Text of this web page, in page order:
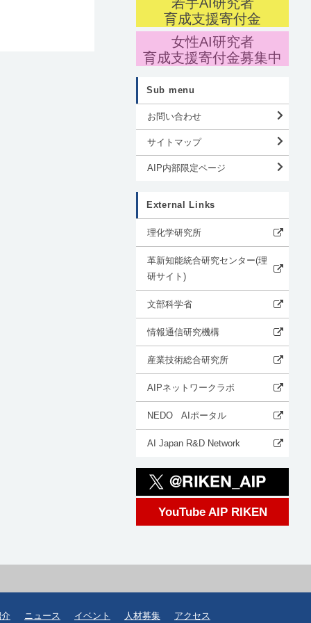
育成支援寄付金
女性AI研究者
育成支援寄付金募集中
Sub menu
お問い合わせ
サイトマップ
AIP内部限定ページ
External Links
理化学研究所
革新知能統合研究センター(理
研サイト)
文部科学省
情報通信研究機構
産業技術総合研究所
AIPネットワークラボ
NEDO AIポータル
AI Japan R&D Network
YouTube AIP RIKEN
ニュース イベント 人材募集 アクセス